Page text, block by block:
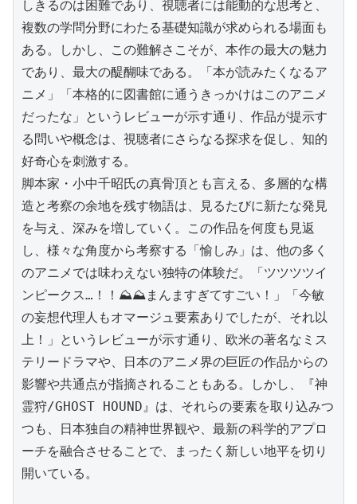
しきるのは困難であり、視聴者には能動的な思考と、
複数の学問分野にわたる基礎知識が求められる場面も
ある。しかし、この難解さこそが、本作の最大の魅力
であり、最大の醍醐味である。「本が読みたくなるア
ニメ」「本格的に図書館に通うきっかけはこのアニメ
だったな」というレビューが示す通り、作品が提示す
る問いや概念は、視聴者にさらなる探求を促し、知的
好奇心を刺激する。
脚本家・小中千昭氏の真骨頂とも言える、多層的な構
造と考察の余地を残す物語は、見るたびに新たな発見
を与え、深みを増していく。この作品を何度も見返
し、様々な角度から考察する「愉しみ」は、他の多く
のアニメでは味わえない独特の体験だ。「ツツツツイ
ンピークス…！！⛰️⛰️まんますぎてすごい！」「今敏
の妄想代理人もオマージュ要素ありでしたが、それ以
上！」というレビューが示す通り、欧米の著名なミス
テリードラマや、日本のアニメ界の巨匠の作品からの
影響や共通点が指摘されることもある。しかし、『神
霊狩/GHOST HOUND』は、それらの要素を取り込みつ
つも、日本独自の精神世界観や、最新の科学的アプロ
ーチを融合させることで、まったく新しい地平を切り
開いている。